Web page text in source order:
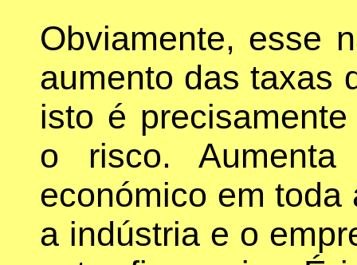
Obviamente, esse
aumento das taxas
isto é
o risco. Aumenta
económico em
a indústria e o